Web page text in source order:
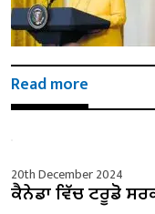
Read more
20th December 2024
ਕੈਨੇਡਾ ਵਿੱਚ ਟਰੂਡੋ